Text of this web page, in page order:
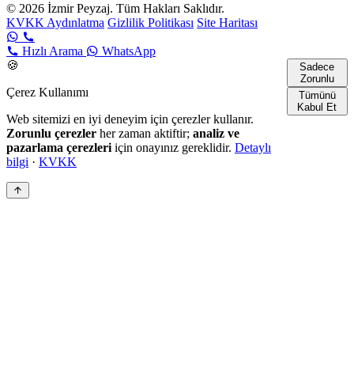
© 2026 İzmir Peyzaj. Tüm Hakları Saklıdır.
KVKK Aydınlatma Gizlilik Politikası Site Haritası
Hızlı Arama
WhatsApp
🍪
Çerez Kullanımı
Web sitemizi en iyi deneyim için çerezler kullanır.
Zorunlu çerezler her zaman aktiftir; analiz ve
pazarlama çerezleri için onayınız gereklidir. Detaylı
bilgi · KVKK
Sadece
Zorunlu
Tümünü
Kabul Et